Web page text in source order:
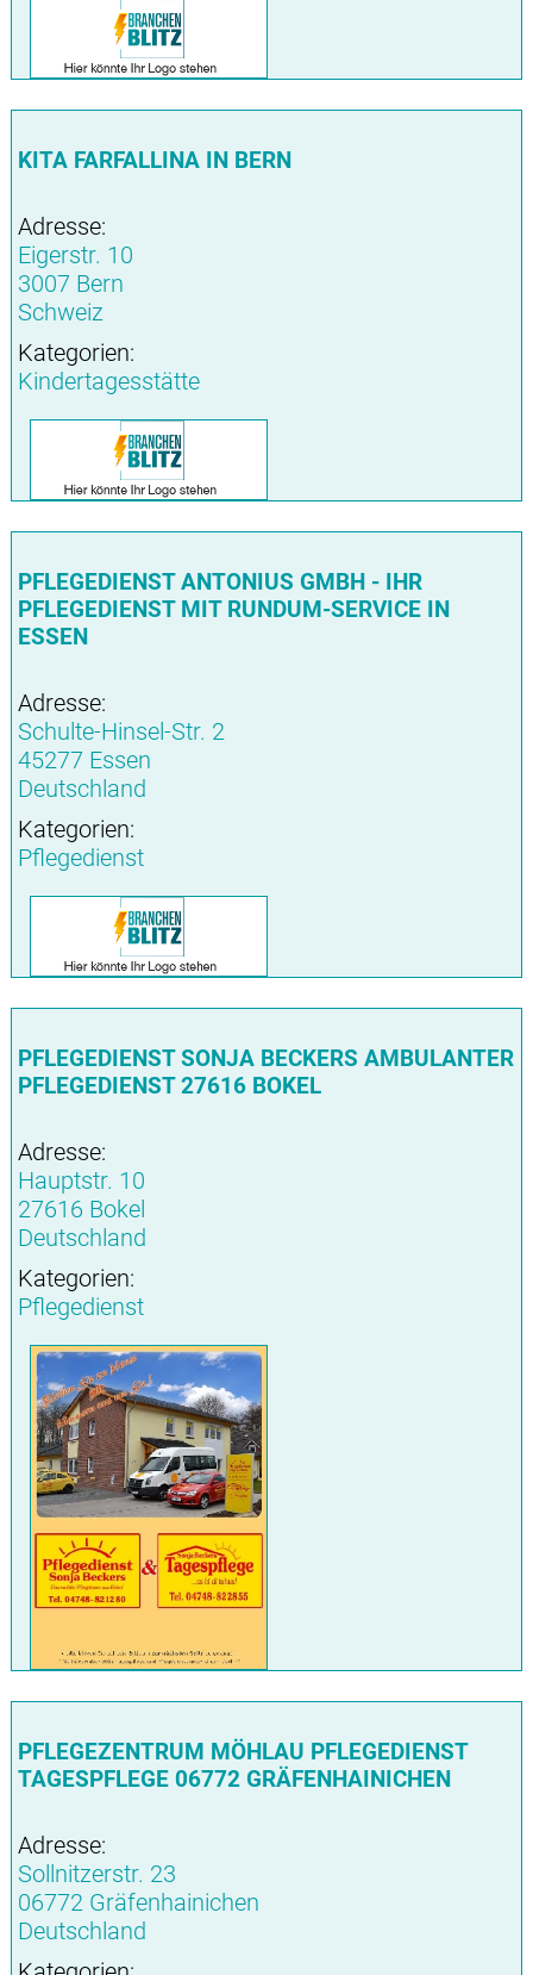
KITA FARFALLINA IN BERN
Adresse:
Eigerstr. 10
3007 Bern
Schweiz
Kategorien:
Kindertagesstätte
PFLEGEDIENST ANTONIUS GMBH - IHR
PFLEGEDIENST MIT RUNDUM-SERVICE IN
ESSEN
Adresse:
Schulte-Hinsel-Str. 2
45277 Essen
Deutschland
Kategorien:
Pflegedienst
PFLEGEDIENST SONJA BECKERS AMBULANTER
PFLEGEDIENST 27616 BOKEL
Adresse:
Hauptstr. 10
27616 Bokel
Deutschland
Kategorien:
Pflegedienst
PFLEGEZENTRUM MÖHLAU PFLEGEDIENST
TAGESPFLEGE 06772 GRÄFENHAINICHEN
Adresse:
Sollnitzerstr. 23
06772 Gräfenhainichen
Deutschland